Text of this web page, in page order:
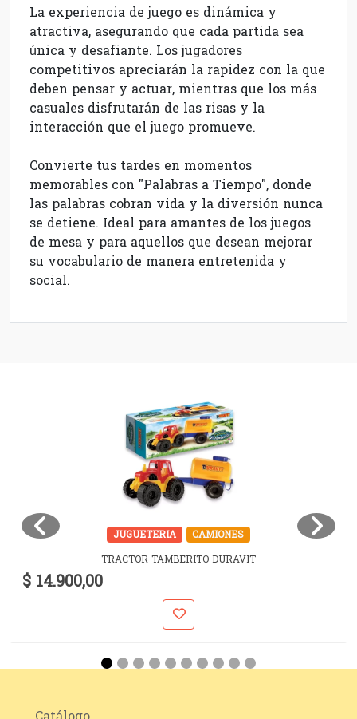
La experiencia de juego es dinámica y
atractiva, asegurando que cada partida sea
única y desafiante. Los jugadores
competitivos apreciarán la rapidez con la que
deben pensar y actuar, mientras que los más
casuales disfrutarán de las risas y la
interacción que el juego promueve.
Convierte tus tardes en momentos
memorables con "Palabras a Tiempo", donde
las palabras cobran vida y la diversión nunca
se detiene. Ideal para amantes de los juegos
de mesa y para aquellos que desean mejorar
su vocabulario de manera entretenida y
social.
JUGUETERIA
CAMIONES
TRACTOR TAMBERITO DURAVIT
$ 14.900,00